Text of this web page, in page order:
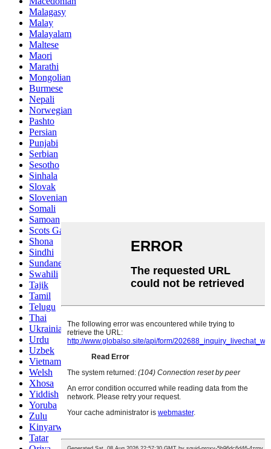
Malagasy
Malay
Malayalam
Maltese
Maori
Marathi
Mongolian
Burmese
Nepali
Norwegian
Pashto
Persian
Punjabi
Serbian
Sesotho
Sinhala
Slovak
Slovenian
Somali
Samoan
Scots Gaelic
Shona
Sindhi
Sundanese
Swahili
Tajik
Tamil
Telugu
Thai
Ukrainian
Urdu
Uzbek
Vietnamese
Welsh
Xhosa
Yiddish
Yoruba
Zulu
Kinyarwanda
Tatar